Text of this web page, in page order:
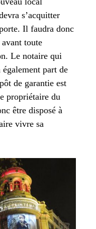
s’acquitter
Il faudra donc
toute
Le notaire qui
part de
de garantie est
propriétaire du
être disposé à
vivre sa